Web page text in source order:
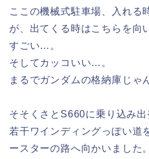
ここの機械式駐車場、入れる
が、出てくる時はこちらを向
すごい…。
そしてカッコいい…。
まるでガンダムの格納庫じゃ
そそくさとS660に乗り込み出
若干ワインディングっぽい道
ースターの路へ向かいました。